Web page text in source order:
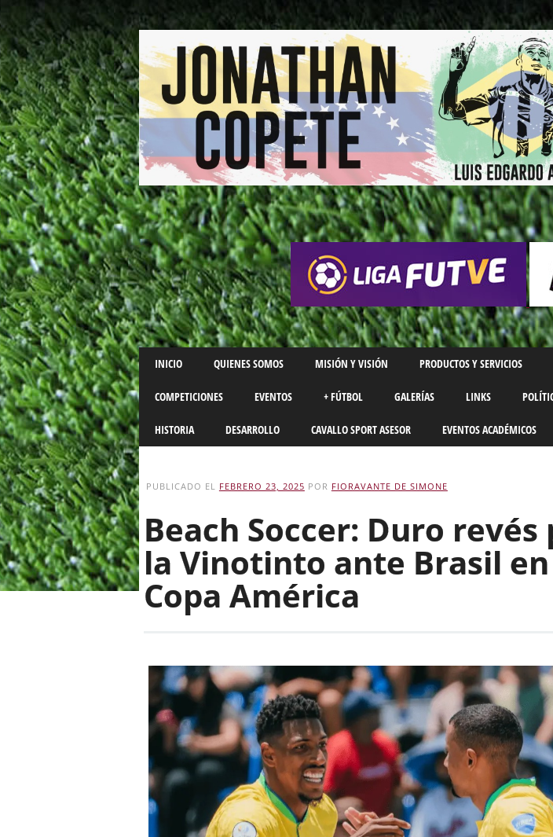
Main menu
Skip
to
content
INICIO QUIENES SOMOS MISIÓN Y VISIÓN PRODUCTOS Y SERVICIOS
COMPETICIONES EVENTOS + FÚTBOL GALERÍAS LINKS
HISTORIA DESARROLLO CAVALLO SPORT ASESOR EVENTOS ACADÉMICOS
PUBLICADO EL FEBRERO 23, 2025 POR FIORAVANTE DE SIMONE
Beach Soccer: Duro revés
la Vinotinto ante Brasil
Copa América